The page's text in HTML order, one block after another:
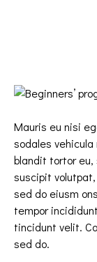
Mauris eu nisi
sodales
blandit tortor
suscipit
sed do eiusm
tempor
tincidunt velit.
sed do.